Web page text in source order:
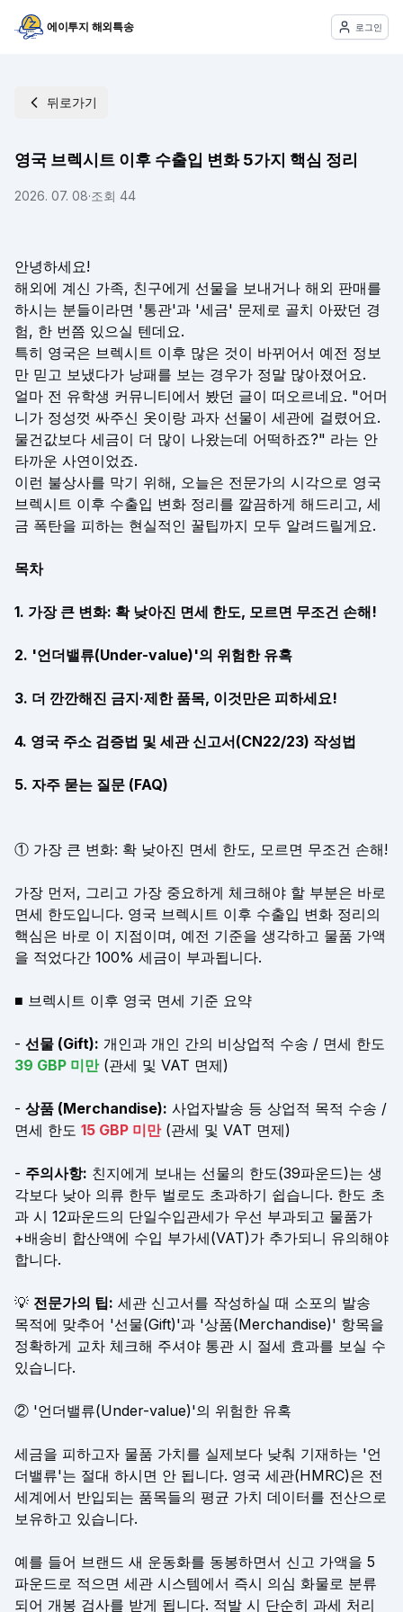
에이투지 해외특송 로그인
뒤로가기
영국 브렉시트 이후 수출입 변화 5가지 핵심 정리
2026. 07. 08·조회 44
안녕하세요!
해외에 계신 가족, 친구에게 선물을 보내거나 해외 판매를
하시는 분들이라면 '통관'과 '세금' 문제로 골치 아팠던 경
험, 한 번쯤 있으실 텐데요.
특히 영국은 브렉시트 이후 많은 것이 바뀌어서 예전 정보
만 믿고 보냈다가 낭패를 보는 경우가 정말 많아졌어요.
얼마 전 유학생 커뮤니티에서 봤던 글이 떠오르네요. "어머
니가 정성껏 싸주신 옷이랑 과자 선물이 세관에 걸렸어요.
물건값보다 세금이 더 많이 나왔는데 어떡하죠?" 라는 안
타까운 사연이었죠.
이런 불상사를 막기 위해, 오늘은 전문가의 시각으로 영국
브렉시트 이후 수출입 변화 정리를 깔끔하게 해드리고, 세
금 폭탄을 피하는 현실적인 꿀팁까지 모두 알려드릴게요.
목차
1. 가장 큰 변화: 확 낮아진 면세 한도, 모르면 무조건 손해!
2. '언더밸류(Under-value)'의 위험한 유혹
3. 더 깐깐해진 금지·제한 품목, 이것만은 피하세요!
4. 영국 주소 검증법 및 세관 신고서(CN22/23) 작성법
5. 자주 묻는 질문 (FAQ)
① 가장 큰 변화: 확 낮아진 면세 한도, 모르면 무조건 손해!
가장 먼저, 그리고 가장 중요하게 체크해야 할 부분은 바로
면세 한도입니다. 영국 브렉시트 이후 수출입 변화 정리의
핵심은 바로 이 지점이며, 예전 기준을 생각하고 물품 가액
을 적었다간 100% 세금이 부과됩니다.
■ 브렉시트 이후 영국 면세 기준 요약
- 선물 (Gift): 개인과 개인 간의 비상업적 수송 / 면세 한도
39 GBP 미만(관세 및 VAT 면제)
- 상품 (Merchandise): 사업자발송 등 상업적 목적 수송 /
면세 한도 15 GBP 미만(관세 및 VAT 면제)
- 주의사항: 친지에게 보내는 선물의 한도(39파운드)는 생
각보다 낮아 의류 한두 벌로도 초과하기 쉽습니다. 한도 초
과 시 12파운드의 단일수입관세가 우선 부과되고 물품가
+배송비 합산액에 수입 부가세(VAT)가 추가되니 유의해야
합니다.
💡 전문가의 팁: 세관 신고서를 작성하실 때 소포의 발송
목적에 맞추어 '선물(Gift)'과 '상품(Merchandise)' 항목을
정확하게 교차 체크해 주셔야 통관 시 절세 효과를 보실 수
있습니다.
② '언더밸류(Under-value)'의 위험한 유혹
세금을 피하고자 물품 가치를 실제보다 낮춰 기재하는 '언
더밸류'는 절대 하시면 안 됩니다. 영국 세관(HMRC)은 전
세계에서 반입되는 품목들의 평균 가치 데이터를 전산으로
보유하고 있습니다.
예를 들어 브랜드 새 운동화를 동봉하면서 신고 가액을 5
파운드로 적으면 세관 시스템에서 즉시 의심 화물로 분류
되어 개봉 검사를 받게 됩니다. 적발 시 단순히 과세 처리